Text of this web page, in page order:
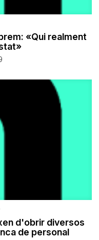
«Qui realment
d'obrir diversos
de personal